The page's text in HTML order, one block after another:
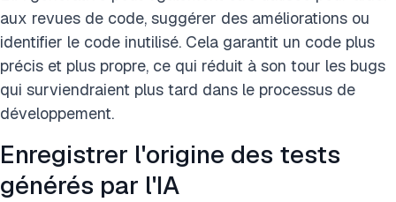
aux revues de code, suggérer des améliorations ou
identifier le code inutilisé. Cela garantit un code plus
précis et plus propre, ce qui réduit à son tour les bugs
qui surviendraient plus tard dans le processus de
développement​.
Enregistrer l'origine des tests
générés par l'IA